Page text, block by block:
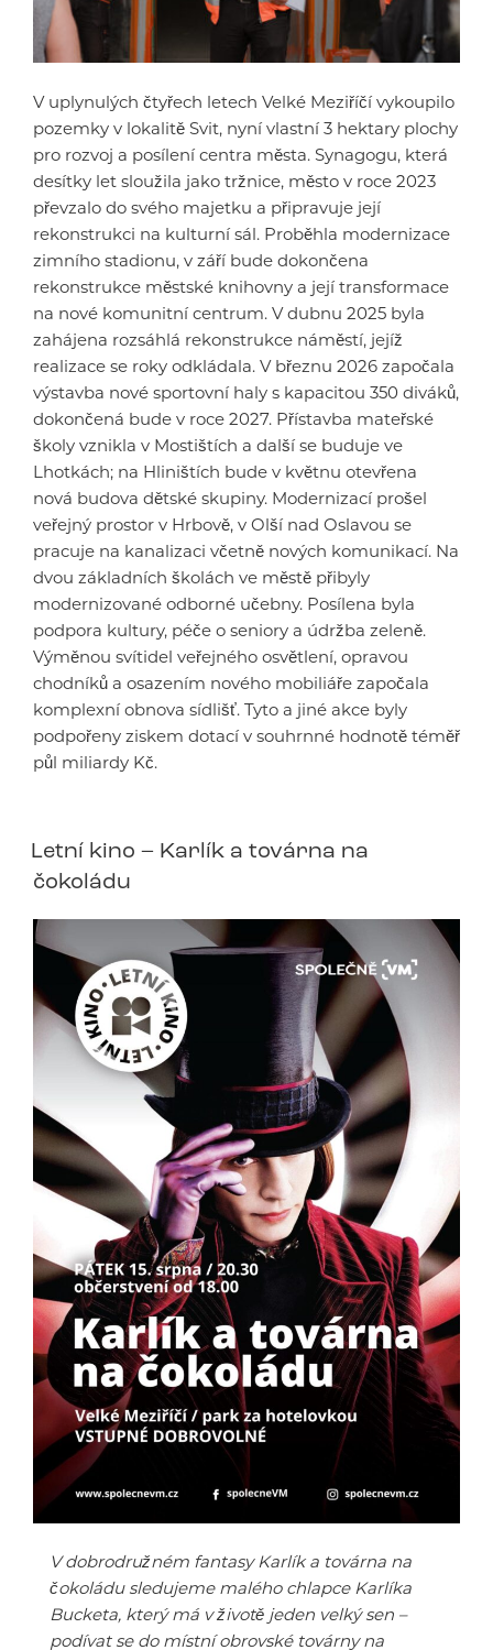
V uplynulých čtyřech letech Velké Meziříčí vykoupilo
pozemky v lokalitě Svit, nyní vlastní 3 hektary plochy
pro rozvoj a posílení centra města. Synagogu, která
desítky let sloužila jako tržnice, město v roce 2023
převzalo do svého majetku a připravuje její
rekonstrukci na kulturní sál. Proběhla modernizace
zimního stadionu, v září bude dokončena
rekonstrukce městské knihovny a její transformace
na nové komunitní centrum. V dubnu 2025 byla
zahájena rozsáhlá rekonstrukce náměstí, jejíž
realizace se roky odkládala. V březnu 2026 započala
výstavba nové sportovní haly s kapacitou 350 diváků,
dokončená bude v roce 2027. Přístavba mateřské
školy vznikla v Mostištích a další se buduje ve
Lhotkách; na Hliništích bude v květnu otevřena
nová budova dětské skupiny. Modernizací prošel
veřejný prostor v Hrbově, v Olší nad Oslavou se
pracuje na kanalizaci včetně nových komunikací. Na
dvou základních školách ve městě přibyly
modernizované odborné učebny. Posílena byla
podpora kultury, péče o seniory a údržba zeleně.
Výměnou svítidel veřejného osvětlení, opravou
chodníků a osazením nového mobiliáře započala
komplexní obnova sídlišť. Tyto a jiné akce byly
podpořeny ziskem dotací v souhrnné hodnotě téměř
půl miliardy Kč.
Letní kino – Karlík a továrna na
čokoládu
V dobrodružném fantasy Karlík a továrna na
čokoládu sledujeme malého chlapce Karlíka
Bucketa, který má v životě jeden velký sen –
podívat se do místní obrovské továrny na